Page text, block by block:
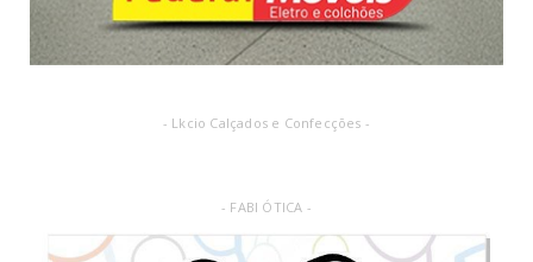
- Lkcio Calçados e Confecções -
- FABI ÓTICA -